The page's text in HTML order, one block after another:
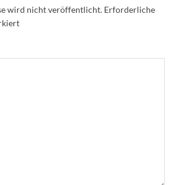
wird nicht veröffentlicht. Erforderliche